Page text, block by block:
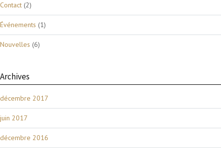
Contact (2)
Événements (1)
Nouvelles (6)
Archives
décembre 2017
juin 2017
décembre 2016